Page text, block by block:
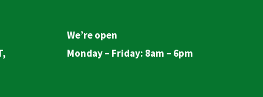
We’re open
Monday – Friday: 8am – 6pm